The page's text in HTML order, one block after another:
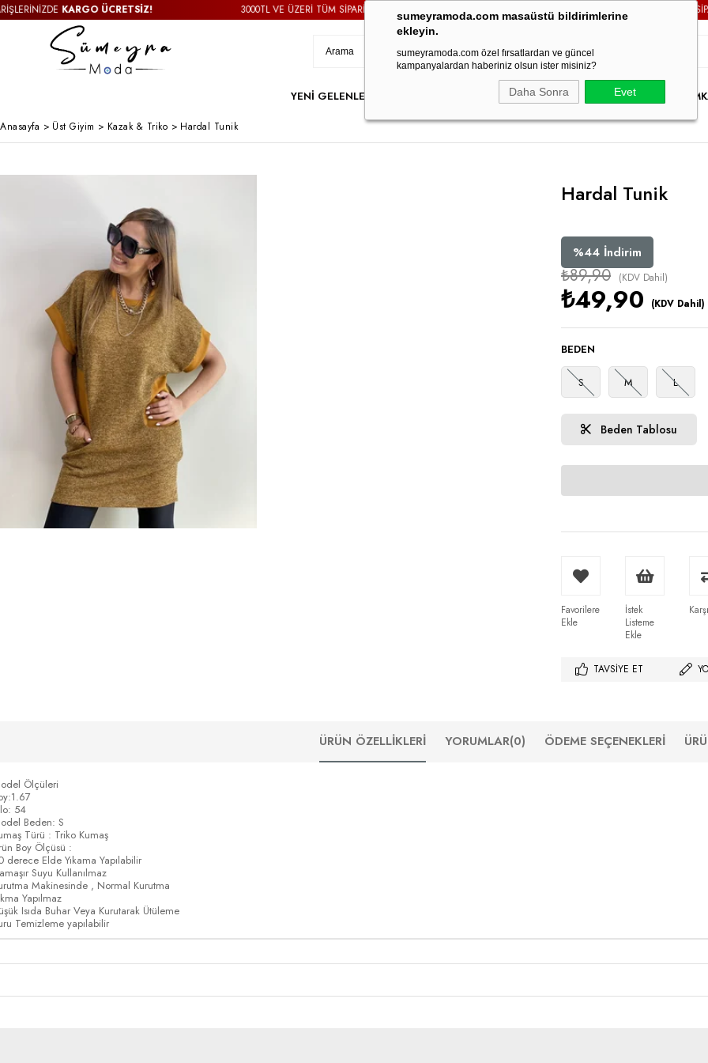
sumeyramoda.com masaüstü bildirimlerine
ekleyin.
sumeyramoda.com özel fırsatlardan ve güncel
kampanyalardan haberiniz olsun ister misiniz?
Daha Sonra Evet
KARGO ÜCRETSİZ! 3000TL VE ÜZERİ TÜM SİPARİŞLERİNİZDE KARGO ÜCRETSİZ! 3000TL VE ÜZERİ TÜM
YENİ GELENLER ALT GİYİMDIŞ GİYİMTAKIM PARTY WEAR İNDİRİM
Anasayfa > Üst Giyim > Kazak & Triko > Hardal Tunik
Hardal Tunik
%44 İndirim
₺89,90 (KDV Dahil)
₺49,90 (KDV Dahil)
BEDEN
S M L
Beden Tablosu
Favorilere
Ekle
İstek
Listeme
Ekle
TAVSIYE ET
ÜRÜN ÖZELLIKLERI YORUMLAR(0) ÖDEME SEÇENEKLERI
Ölçüleri
54
Beden: S
Türü : Triko Kumaş
Boy Ölçüsü :
derece Elde Yıkama Yapılabilir
Suyu Kullanılmaz
Makinesinde , Normal Kurutma
Yapılmaz
Isıda Buhar Veya Kurutarak Ütüleme
Temizleme yapılabilir